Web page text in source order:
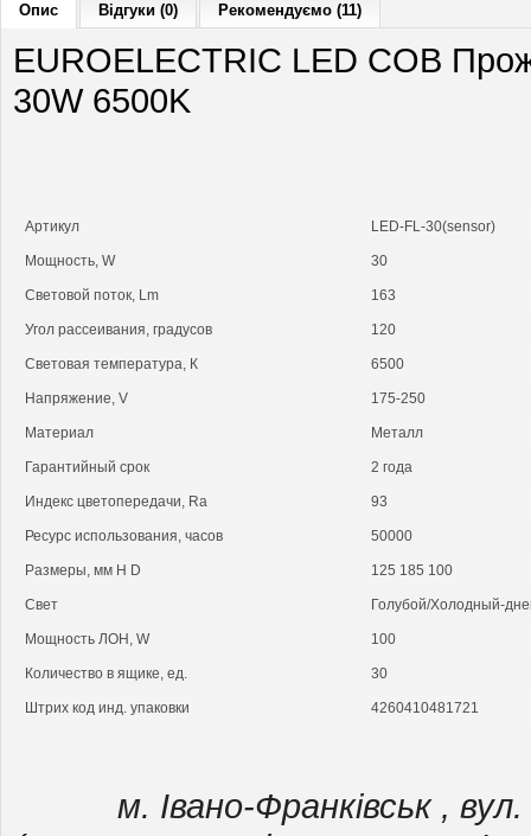
Опис Відгуки (0) Рекомендуємо (11)
EUROELECTRIC LED COB
30W 6500K
Артикул LED-FL-30(sensor)
Мощность, W 30
Cветовой поток, Lm 163
Угол рассеивания, градусов 120
Световая температура, К 6500
Напряжение, V 175-250
Материал Металл
Гарантийный срок 2 года
Индекс цветопередачи, Ra 93
Ресурс использования, часов 50000
Размеры, мм H D 125 185 100
Свет Голубой/Холодный-
Мощность ЛОН, W 100
Количество в ящике, ед. 30
Штрих код инд. упаковки 4260410481721
м. Івано-Франківськ , вул.